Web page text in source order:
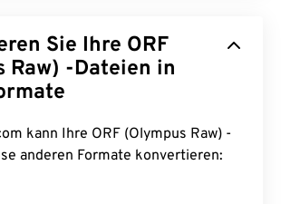
Sie Ihre ORF
Raw) -Dateien in
ORF (Olympus Raw) -
anderen Formate konvertieren: